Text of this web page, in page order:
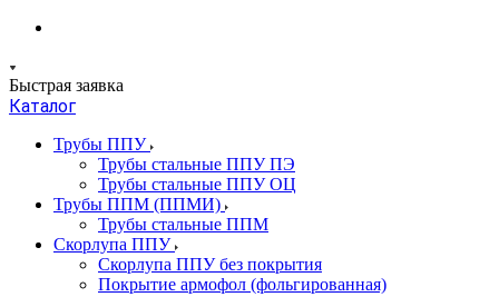
Быстрая заявка
Каталог
Трубы ППУ
Трубы стальные ППУ ПЭ
Трубы стальные ППУ ОЦ
Трубы ППМ (ППМИ)
Трубы стальные ППМ
Скорлупа ППУ
Скорлупа ППУ без покрытия
Покрытие армофол (фольгированная)